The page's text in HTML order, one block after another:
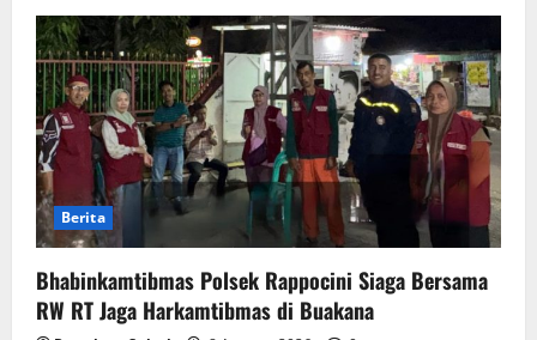
Berita
Bhabinkamtibmas Polsek Rappocini Siaga Bersama
RW RT Jaga Harkamtibmas di Buakana